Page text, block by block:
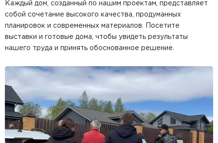
Каждый дом, созданный по нашим проектам, представляет
собой сочетание высокого качества, продуманных
планировок и современных материалов. Посетите
выставки и готовые дома, чтобы увидеть результаты
нашего труда и принять обоснованное решение.